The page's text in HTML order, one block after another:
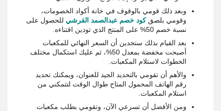
وبعد ذلك قومي بالوقوف في خانة أكواد الخصومات،
وقومي بلصقكود خصم عبدالصمد القرشي للحصول على
نسبة خصم 50% على المنتج الذي تودين اقتناءه.
بعد القيام بذلك ستجدين أن السعر النهائي للمكعبات
أصبحت مخفضة بمعدل 50%، ثم عليك استكمال مختلف
الخطوات لاستلام المكعبات.
والأهم أن تقومي بالتحديد الجيد للعنوان، ويمكنك تحديد
رقم الهاتف المحمول المتاح طوال الوقت لتتمكني من
استلام المكعبات.
ومن الأفضل أن تسرعي الآن، وتقومي بطلب مكعبات